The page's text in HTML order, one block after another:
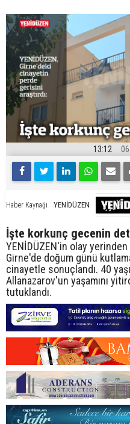
13:12
Haber Kaynağı YENİDÜZEN
İşte korkunç gecenin
YENİDÜZEN'in olay
Girne'de doğum günü
cinayetle sonuçlandı. 40
Allanazarov'un yaşamını
tutuklandı.